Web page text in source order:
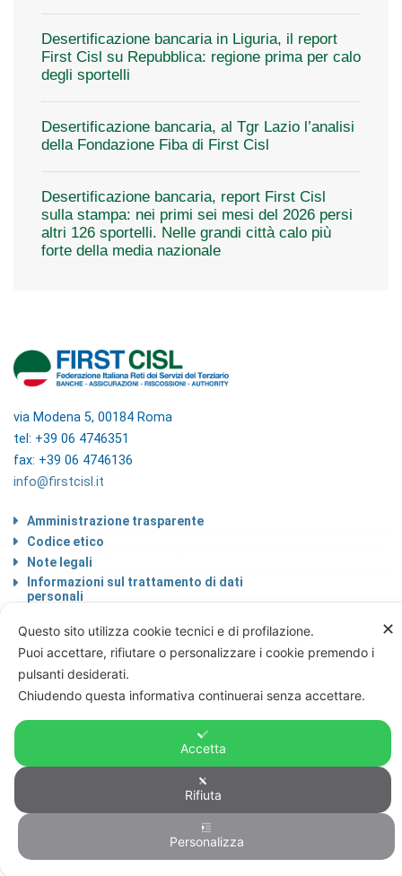
Desertificazione bancaria in Liguria, il report
First Cisl su Repubblica: regione prima per calo
degli sportelli
Desertificazione bancaria, al Tgr Lazio l’analisi
della Fondazione Fiba di First Cisl
Desertificazione bancaria, report First Cisl
sulla stampa: nei primi sei mesi del 2026 persi
altri 126 sportelli. Nelle grandi città calo più
forte della media nazionale
via Modena 5, 00184 Roma
tel: +39 06 4746351
fax: +39 06 4746136
info@firstcisl.it
Amministrazione trasparente
Codice etico
Note legali
Informazioni sul trattamento di dati
personali
Home
© FIRST CISL - C.F. 80122130588
✕
Questo sito utilizza cookie tecnici e di profilazione.
Puoi accettare, rifiutare o personalizzare i cookie premendo i
pulsanti desiderati.
Chiudendo questa informativa continuerai senza accettare.
Accetta
Rifiuta
Personalizza